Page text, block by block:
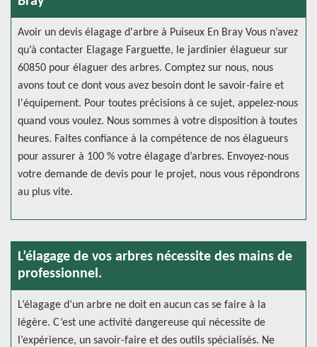
Avoir un devis élagage d'arbre à Puiseux En Bray Vous n’avez
qu’à contacter Elagage Farguette, le jardinier élagueur sur
60850 pour élaguer des arbres. Comptez sur nous, nous
avons tout ce dont vous avez besoin dont le savoir-faire et
l'équipement. Pour toutes précisions à ce sujet, appelez-nous
quand vous voulez. Nous sommes à votre disposition à toutes
heures. Faites confiance à la compétence de nos élagueurs
pour assurer à 100 % votre élagage d’arbres. Envoyez-nous
votre demande de devis pour le projet, nous vous répondrons
au plus vite.
L’élagage de vos arbres nécessite des mains de
professionnel.
L’élagage d’un arbre ne doit en aucun cas se faire à la
légère. C’est une activité dangereuse qui nécessite de
l’expérience, un savoir-faire et des outils spécialisés. Ne